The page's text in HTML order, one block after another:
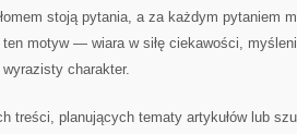
stoją pytania, a za każdym pytaniem
ten motyw — wiara w siłę ciekawości,
charakter.
treści, planujących tematy artykułów lub